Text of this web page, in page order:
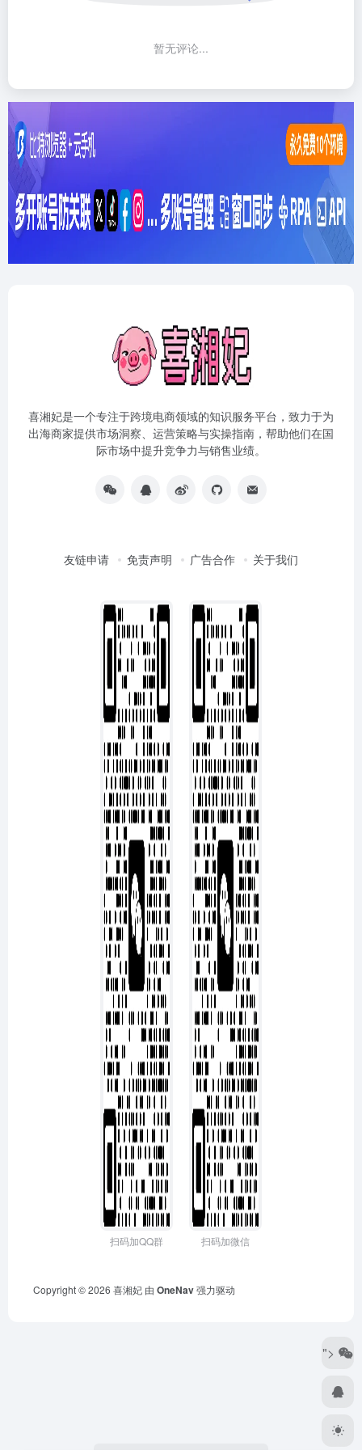
暂无评论...
喜湘妃是一个专注于跨境电商领域的知识服务平台，致力于为
出海商家提供市场洞察、运营策略与实操指南，帮助他们在国
际市场中提升竞争力与销售业绩。
友链申请 免责声明 广告合作 关于我们
扫码加QQ群 扫码加微信
Copyright © 2026 喜湘妃 由 OneNav强力驱动
">